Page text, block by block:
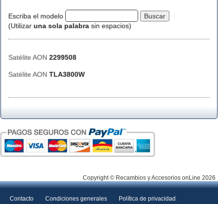
Escriba el modelo
(Utilizar una sola palabra sin espacios)
Satélite AON 2299508
Satélite AON TLA3800W
Copyright © Recambios y Accesorios onLine 2026
Contacto Condiciones generales Política de privacidad